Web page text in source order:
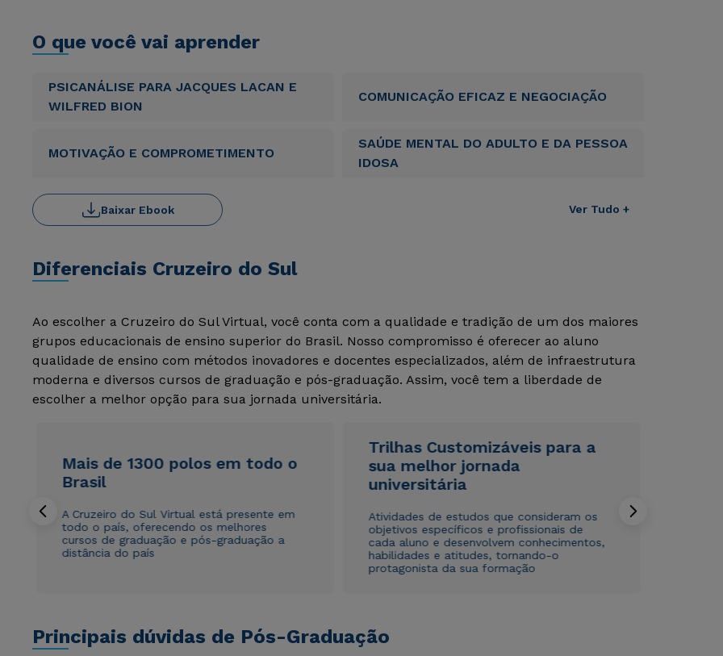
O que você vai aprender
PSICANÁLISE PARA JACQUES LACAN E
WILFRED BION
COMUNICAÇÃO EFICAZ E NEGOCIAÇÃO
MOTIVAÇÃO E COMPROMETIMENTO
SAÚDE MENTAL DO ADULTO E DA PESSOA
IDOSA
Ver Tudo +
Baixar Ebook
Diferenciais Cruzeiro do Sul
Ao escolher a Cruzeiro do Sul Virtual, você conta com a qualidade e tradição de um dos maiores
grupos educacionais de ensino superior do Brasil. Nosso compromisso é oferecer ao aluno
qualidade de ensino com métodos inovadores e docentes especializados, além de infraestrutura
moderna e diversos cursos de graduação e pós-graduação. Assim, você tem a liberdade de
escolher a melhor opção para sua jornada universitária.
Mais de 1300 polos em todo o
Brasil
A Cruzeiro do Sul Virtual está presente em
todo o país, oferecendo os melhores
cursos de graduação e pós-graduação a
distância do país
Trilhas Customizáveis para a
sua melhor jornada
universitária
Atividades de estudos que consideram os
objetivos específicos e profissionais de
cada aluno e desenvolvem conhecimentos,
habilidades e atitudes, tornando-o
protagonista da sua formação
Principais dúvidas de Pós-Graduação
WhatsApp
Estou de acordo com aPolítica de Privacidade.
autorizo que meus dados sejam utilizados para o
envio de conteúdos da Cruzeiro do Sul.
WhatsApp
Estou de acordo com aPolítica de Privacidade.
autorizo que meus dados sejam utilizados para o
envio de conteúdos da Cruzeiro do Sul.